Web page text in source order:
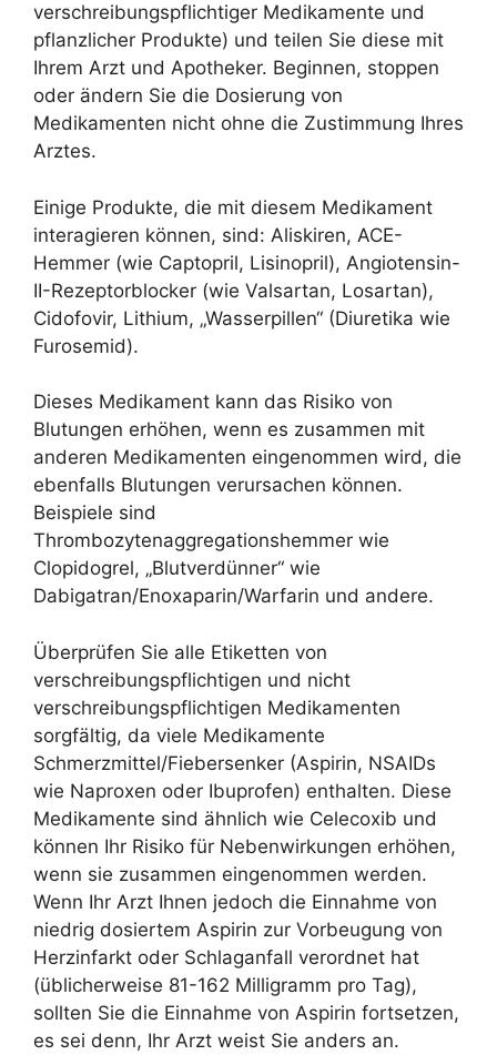
verschreibungspflichtiger Medikamente und
pflanzlicher Produkte) und teilen Sie diese mit
Ihrem Arzt und Apotheker. Beginnen, stoppen
oder ändern Sie die Dosierung von
Medikamenten nicht ohne die Zustimmung Ihres
Arztes.
Einige Produkte, die mit diesem Medikament
interagieren können, sind: Aliskiren, ACE-
Hemmer (wie Captopril, Lisinopril), Angiotensin-
II-Rezeptorblocker (wie Valsartan, Losartan),
Cidofovir, Lithium, „Wasserpillen“ (Diuretika wie
Furosemid).
Dieses Medikament kann das Risiko von
Blutungen erhöhen, wenn es zusammen mit
anderen Medikamenten eingenommen wird, die
ebenfalls Blutungen verursachen können.
Beispiele sind
Thrombozytenaggregationshemmer wie
Clopidogrel, „Blutverdünner“ wie
Dabigatran/Enoxaparin/Warfarin und andere.
Überprüfen Sie alle Etiketten von
verschreibungspflichtigen und nicht
verschreibungspflichtigen Medikamenten
sorgfältig, da viele Medikamente
Schmerzmittel/Fiebersenker (Aspirin, NSAIDs
wie Naproxen oder Ibuprofen) enthalten. Diese
Medikamente sind ähnlich wie Celecoxib und
können Ihr Risiko für Nebenwirkungen erhöhen,
wenn sie zusammen eingenommen werden.
Wenn Ihr Arzt Ihnen jedoch die Einnahme von
niedrig dosiertem Aspirin zur Vorbeugung von
Herzinfarkt oder Schlaganfall verordnet hat
(üblicherweise 81-162 Milligramm pro Tag),
sollten Sie die Einnahme von Aspirin fortsetzen,
es sei denn, Ihr Arzt weist Sie anders an.